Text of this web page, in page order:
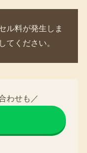
ル料が発生しま
てください。
わせも／